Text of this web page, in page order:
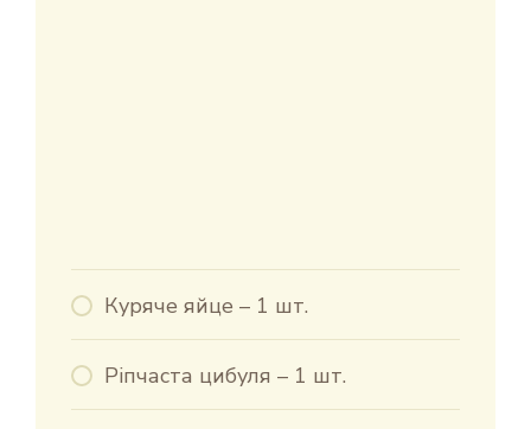
Куряче яйце – 1 шт.
Ріпчаста цибуля – 1 шт.